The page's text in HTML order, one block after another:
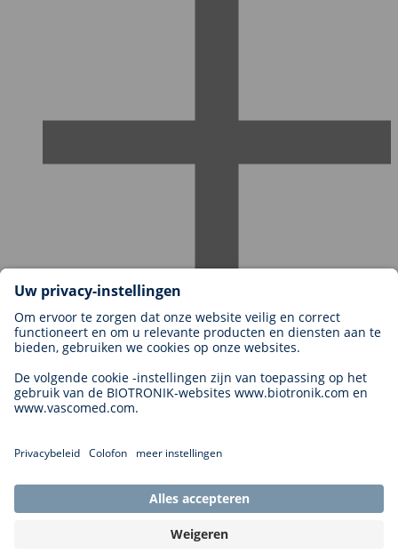
Carrières bij BIOTRONIK
Carrièreniveaus
Waarom met ons werken?
Sollicitatie
Carrièremogelijkheden
Cookie Settings
Legal Disclaimer